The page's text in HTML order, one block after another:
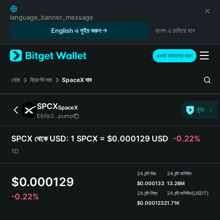
English
日本語
Русский
Español (Latinoamérica)
Türkçe
Italiano
简体中文
繁體中文
Português (Portugal)
Bahasa Indonesia
Español
language_banner_message
English এ সুইচ করুন
বাংলা এ চালিয়ে যান
এখনই ডাউনলোড করুন
হোম ক্রিপ্টো দাম SpaceX দাম
SPCXSpaceX
E6ifp2...pump
ঝুঁকি
SPCX থেকে USD: 1 SPCX = $0.000129 USD -0.22%
1D
$0.000129
-0.22%
24 ঘন্টা উচ্চ
$0.000133
24 ঘন্টা নিম্ন
$0.0001232
24 ঘন্টা ভলিউম
13.26M
24 ঘন্টা ভলিউম(USDT)
1.71K